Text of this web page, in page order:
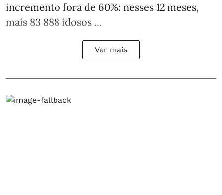
incremento fora de 60%: nesses 12 meses,
mais 83 888 idosos ...
Ver mais